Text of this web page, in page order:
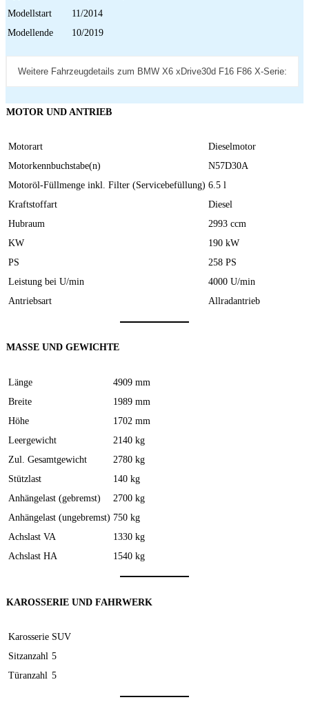
Modellstart
11/2014
Modellende
10/2019
Weitere Fahrzeugdetails zum BMW X6 xDrive30d F16 F86 X-Serie:
MOTOR UND ANTRIEB
Motorart
Dieselmotor
Motorkennbuchstabe(n)
N57D30A
Motoröl-Füllmenge inkl. Filter (Servicebefüllung) 6.5 l
Kraftstoffart
Diesel
Hubraum
2993 ccm
KW
190 kW
PS
258 PS
Leistung bei U/min
4000 U/min
Antriebsart
Allradantrieb
MASSE UND GEWICHTE
Länge
4909 mm
Breite
1989 mm
Höhe
1702 mm
Leergewicht
2140 kg
Zul. Gesamtgewicht
2780 kg
Stützlast
140 kg
Anhängelast (gebremst)
2700 kg
Anhängelast (ungebremst) 750 kg
Achslast VA
1330 kg
Achslast HA
1540 kg
KAROSSERIE UND FAHRWERK
Karosserie SUV
Sitzanzahl 5
Türanzahl 5